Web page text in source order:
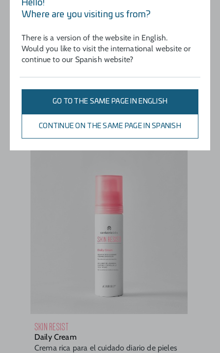
Extender
Masajeando suavemente hasta su completa
3
SKIN RESIST
Daily Cream
Crema rica para el cuidado diario de pieles
Hello!
Where are you visiting us from?
There is a version of the website in English.
Would you like to visit the international website or
continue to our Spanish website?
GO TO THE SAME PAGE IN ENGLISH
CONTINUE ON THE SAME PAGE IN SPANISH